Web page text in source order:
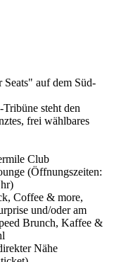
auf dem Süd-
steht den
frei wählbares
Club
(Öffnungszeiten:
Coffee & more,
und/oder am
Brunch, Kaffee &
Nähe